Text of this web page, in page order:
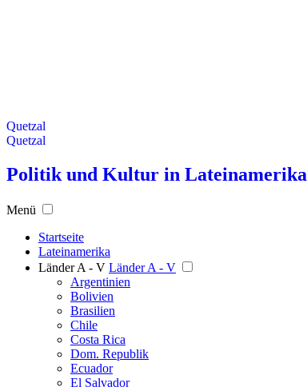
Quetzal
Quetzal
Politik und Kultur in Lateinamerika
Menü
Startseite
Lateinamerika
Länder A - V Länder A - V
Argentinien
Bolivien
Brasilien
Chile
Costa Rica
Dom. Republik
Ecuador
El Salvador